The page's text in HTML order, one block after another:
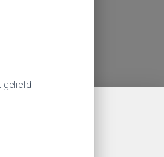
geliefd